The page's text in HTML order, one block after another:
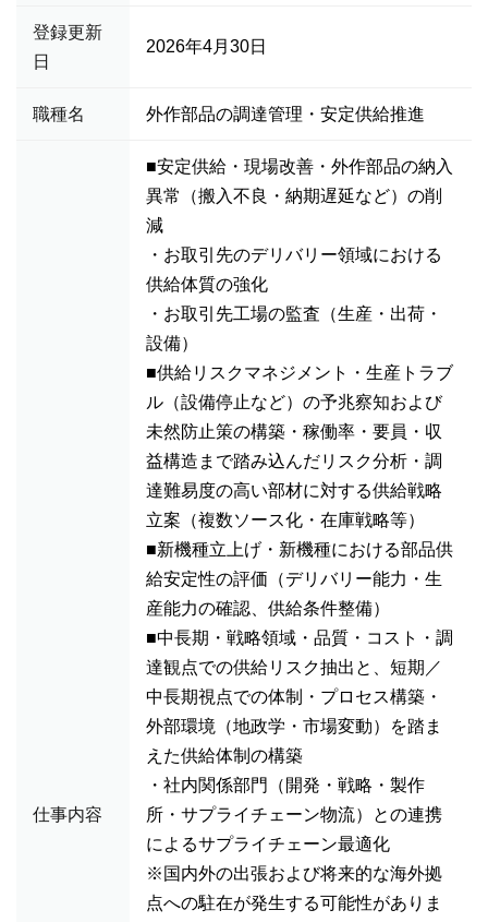
登録更新
日
2026年4月30日
職種名 外作部品の調達管理・安定供給推進
仕事内容
■安定供給・現場改善・外作部品の納入
異常（搬入不良・納期遅延など）の削
減
・お取引先のデリバリー領域における
供給体質の強化
・お取引先工場の監査（生産・出荷・
設備）
■供給リスクマネジメント・生産トラブ
ル（設備停止など）の予兆察知および
未然防止策の構築・稼働率・要員・収
益構造まで踏み込んだリスク分析・調
達難易度の高い部材に対する供給戦略
立案（複数ソース化・在庫戦略等）
■新機種立上げ・新機種における部品供
給安定性の評価（デリバリー能力・生
産能力の確認、供給条件整備）
■中長期・戦略領域・品質・コスト・調
達観点での供給リスク抽出と、短期／
中長期視点での体制・プロセス構築・
外部環境（地政学・市場変動）を踏ま
えた供給体制の構築
・社内関係部門（開発・戦略・製作
所・サプライチェーン物流）との連携
によるサプライチェーン最適化
※国内外の出張および将来的な海外拠
点への駐在が発生する可能性がありま